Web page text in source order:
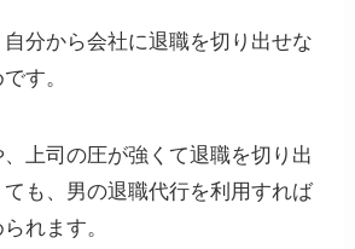
分から会社に退職を切り出せな
す。
上司の圧が強くて退職を切り出
も、男の退職代行を利用すれば
れます。